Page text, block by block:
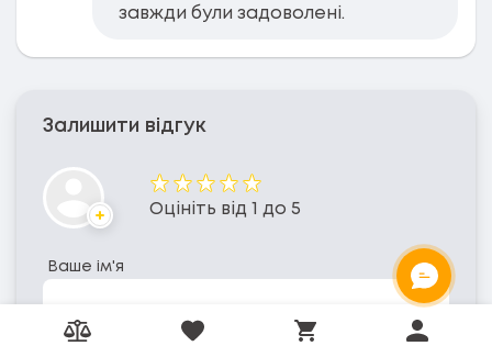
Порівняння товарівВибрані товариКошик товарів
завжди були задоволені.
Залишити відгук
Аватар
Оцінка
Оцініть від 1 до 5
Ваше ім'я
Електронна пошта (для повідомлень)
ОНЛАЙН ЧАТ